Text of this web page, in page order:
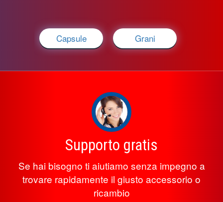
Capsule Grani
Supporto gratis
Se hai bisogno ti aiutiamo senza impegno a
trovare rapidamente il giusto accessorio o
ricambio